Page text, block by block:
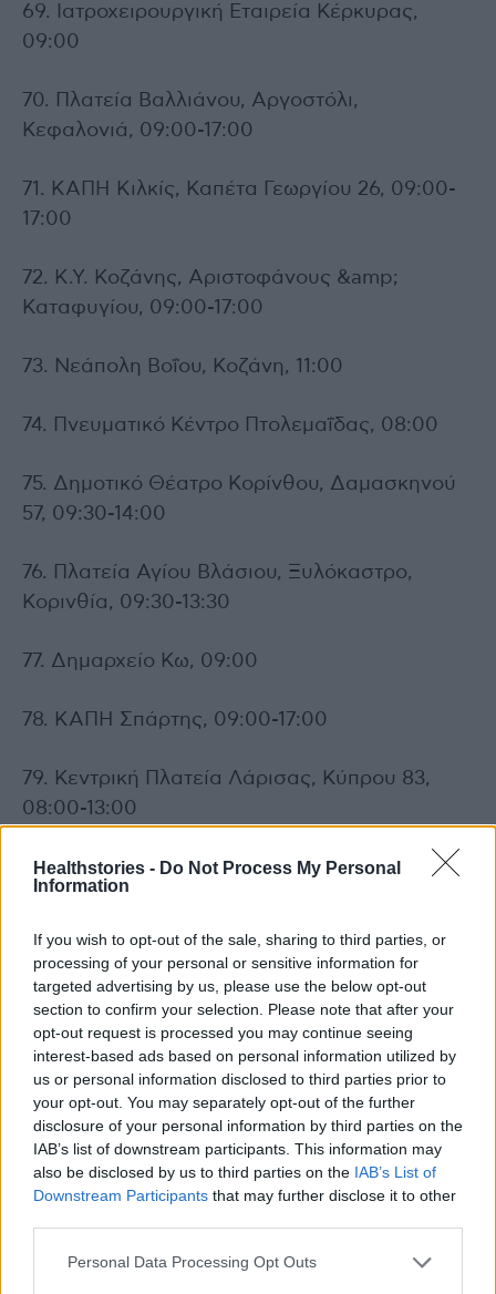
Healthstories - Do Not Process My Personal
Information
If you wish to opt-out of the sale, sharing to third parties, or
processing of your personal or sensitive information for
targeted advertising by us, please use the below opt-out
section to confirm your selection. Please note that after your
opt-out request is processed you may continue seeing
interest-based ads based on personal information utilized by
us or personal information disclosed to third parties prior to
your opt-out. You may separately opt-out of the further
disclosure of your personal information by third parties on the
IAB’s list of downstream participants. This information may
also be disclosed by us to third parties on the IAB’s List of
Downstream Participants that may further disclose it to other
Personal Data Processing Opt Outs
69. Ιατροχειρουργική Εταιρεία Κέρκυρας,
09:00
70. Πλατεία Βαλλιάνου, Αργοστόλι,
Κεφαλονιά, 09:00-17:00
71. ΚΑΠΗ Κιλκίς, Καπέτα Γεωργίου 26, 09:00-
17:00
72. Κ.Υ. Κοζάνης, Αριστοφάνους &amp;
Καταφυγίου, 09:00-17:00
73. Νεάπολη Βοΐου, Κοζάνη, 11:00
74. Πνευματικό Κέντρο Πτολεμαΐδας, 08:00
75. Δημοτικό Θέατρο Κορίνθου, Δαμασκηνού
57, 09:30-14:00
76. Πλατεία Αγίου Βλάσιου, Ξυλόκαστρο,
Κορινθία, 09:30-13:30
77. Δημαρχείο Κω, 09:00
78. ΚΑΠΗ Σπάρτης, 09:00-17:00
79. Κεντρική Πλατεία Λάρισας, Κύπρου 83,
08:00-13:00
80. Πλατεία ΟΣΕ, Λάρισα, 08:00-13:00
13:00
82. Πλατεία ΑΤΑ, Λάρισα, 08:00-13:00
83. Πλατεία Θεοδωρακοπούλου/Νέα Πολιτεία,
Λάρισα, 08:00-13:00
84. Αγιά, Λάρισα, 08:00-13:00